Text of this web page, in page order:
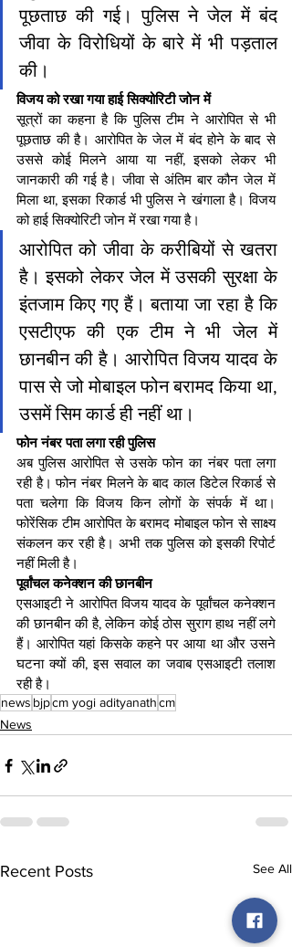
पूछताछ की गई। पुलिस ने जेल में बंद
जीवा के विरोधियों के बारे में भी पड़ताल
की।
विजय को रखा गया हाई सिक्योरिटी जोन में
सूत्रों का कहना है कि पुलिस टीम ने आरोपित से भी
पूछताछ की है। आरोपित के जेल में बंद होने के बाद से
उससे कोई मिलने आया या नहीं, इसको लेकर भी
जानकारी की गई है। जीवा से अंतिम बार कौन जेल में
मिला था, इसका रिकार्ड भी पुलिस ने खंगाला है। विजय
को हाई सिक्योरिटी जोन में रखा गया है।
आरोपित को जीवा के करीबियों से खतरा
है। इसको लेकर जेल में उसकी सुरक्षा के
इंतजाम किए गए हैं। बताया जा रहा है कि
एसटीएफ की एक टीम ने भी जेल में
छानबीन की है। आरोपित विजय यादव के
पास से जो मोबाइल फोन बरामद किया था,
उसमें सिम कार्ड ही नहीं था।
फोन नंबर पता लगा रही पुलिस
अब पुलिस आरोपित से उसके फोन का नंबर पता लगा
रही है। फोन नंबर मिलने के बाद काल डिटेल रिकार्ड से
पता चलेगा कि विजय किन लोगों के संपर्क में था।
फोरेंसिक टीम आरोपित के बरामद मोबाइल फोन से साक्ष्य
संकलन कर रही है। अभी तक पुलिस को इसकी रिपोर्ट
नहीं मिली है।
पूर्वांचल कनेक्शन की छानबीन
एसआइटी ने आरोपित विजय यादव के पूर्वांचल कनेक्शन
की छानबीन की है, लेकिन कोई ठोस सुराग हाथ नहीं लगे
हैं। आरोपित यहां किसके कहने पर आया था और उसने
घटना क्यों की, इस सवाल का जवाब एसआइटी तलाश
रही है।
news bjpcm yogi adityanathcm
News
Recent Posts See All